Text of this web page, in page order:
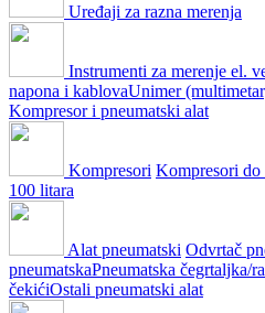
Uređaji za razna merenja
Instrumenti za merenje el.
napona i kablovaUnimer
Kompresor i pneumatski alat
Kompresori Kompresori do
100 litara
Alat pneumatski Odvrtač
pneumatskaPneumatska čegrtaljka/
čekićiOstali pneumatski alat